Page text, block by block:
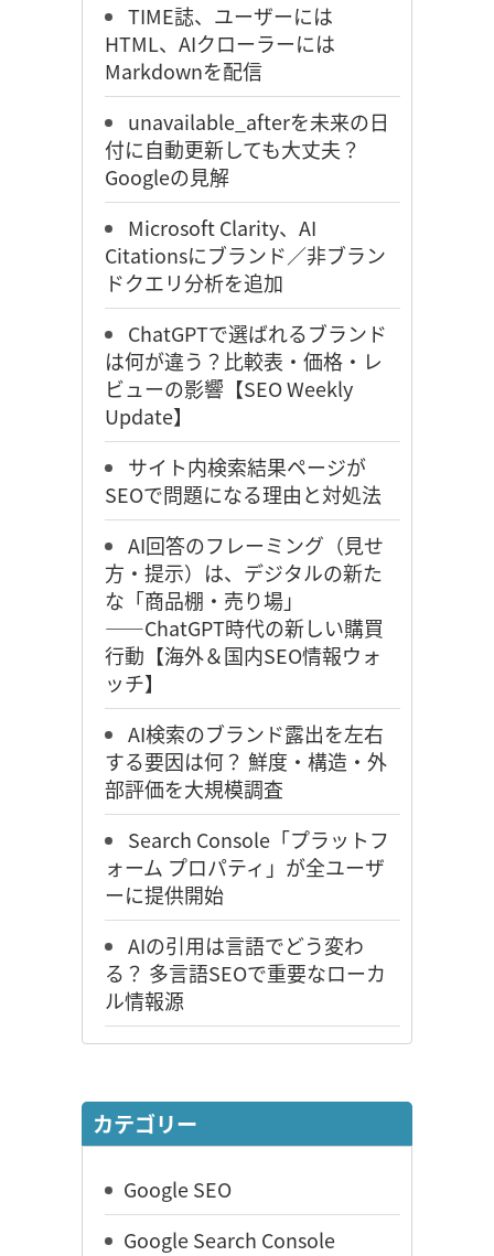
TIME誌、ユーザーには
HTML、AIクローラーには
Markdownを配信
unavailable_afterを未来の日
付に自動更新しても大丈夫？
Googleの見解
Microsoft Clarity、AI
Citationsにブランド／非ブラン
ドクエリ分析を追加
ChatGPTで選ばれるブランド
は何が違う？比較表・価格・レ
ビューの影響【SEO Weekly
Update】
サイト内検索結果ページが
SEOで問題になる理由と対処法
AI回答のフレーミング（見せ
方・提示）は、デジタルの新た
な「商品棚・売り場」
――ChatGPT時代の新しい購買
行動【海外＆国内SEO情報ウォ
ッチ】
AI検索のブランド露出を左右
する要因は何？ 鮮度・構造・外
部評価を大規模調査
Search Console「プラットフ
ォーム プロパティ」が全ユーザ
ーに提供開始
AIの引用は言語でどう変わ
る？ 多言語SEOで重要なローカ
ル情報源
カテゴリー
Google SEO
Google Search Console